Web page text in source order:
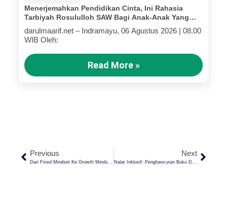
Menerjemahkan Pendidikan Cinta, Ini Rahasia
Tarbiyah Rosululloh SAW Bagi Anak-Anak Yang
Terluka (Bagian IV)
darulmaarif.net – Indramayu, 06 Agustus 2026 | 08.00
WIB Oleh:
Read More »
Previous
Dari Fixed Mindset Ke Growth Mindset, Lalu Ke Mindset Filosofis: Jalan Panjang Pendidikan Menuju Hikmah
Next
Nalar Inklusif: Penghancuran Buku Dari Masa Ke Masa Dan Konteks Masalah Utama Umat Manusia